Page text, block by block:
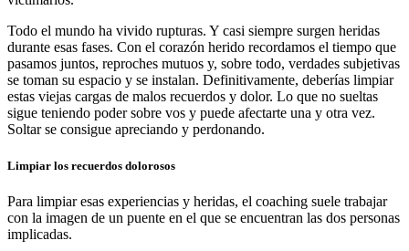
Todo el mundo ha vivido rupturas. Y casi siempre surgen heridas
durante esas fases. Con el corazón herido recordamos el tiempo que
pasamos juntos, reproches mutuos y, sobre todo, verdades subjetivas
se toman su espacio y se instalan. Definitivamente, deberías limpiar
estas viejas cargas de malos recuerdos y dolor. Lo que no sueltas
sigue teniendo poder sobre vos y puede afectarte una y otra vez.
Soltar se consigue apreciando y perdonando.
Limpiar los recuerdos dolorosos
Para limpiar esas experiencias y heridas, el coaching suele trabajar
con la imagen de un puente en el que se encuentran las dos personas
implicadas.